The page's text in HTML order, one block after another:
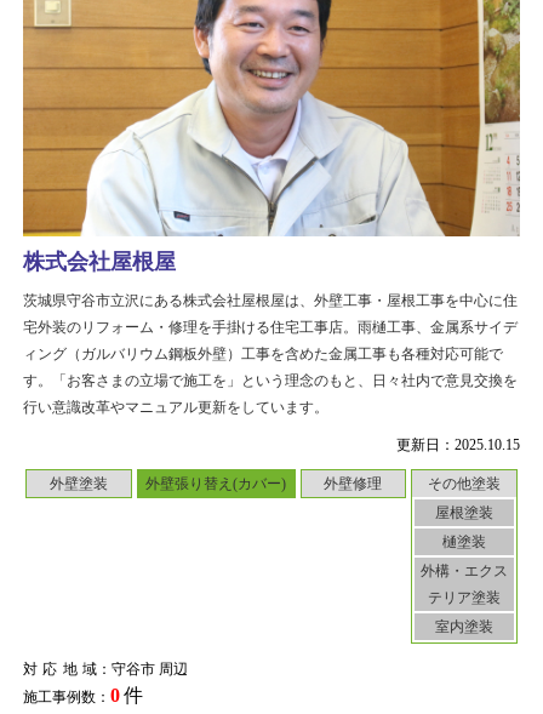
更新日：2025.10.15
外壁塗装 外壁張り替え(カバー) 外壁修理
その他塗装
屋根塗装
樋塗装
外構・エクス
テリア塗装
室内塗装
対応地域：守谷市 周辺
施工事例数： 0件
株式会社屋根屋
茨城県守谷市立沢にある株式会社屋根屋は、外壁工事・屋根工事を中心に住
宅外装のリフォーム・修理を手掛ける住宅工事店。雨樋工事、金属系サイデ
ィング（ガルバリウム鋼板外壁）工事を含めた金属工事も各種対応可能で
す。「お客さまの立場で施工を」という理念のもと、日々社内で意見交換を
行い意識改革やマニュアル更新をしています。